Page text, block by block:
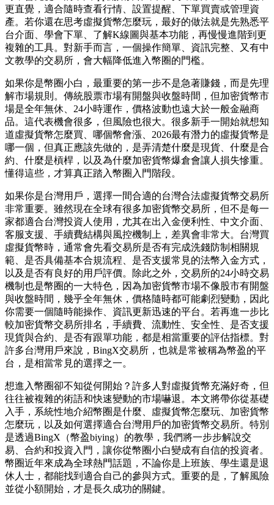
更直覺，適合隨時查看行情、設置提醒、下單買賣或管理資
產。若你還在思考虛擬貨幣怎麼玩，最好的做法就是先熟悉平
台介面、學會下單、了解K線圖與基本功能，再慢慢進階到更
複雜的工具。對新手而言，一個操作簡單、資訊完整、又有中
文教學的交易所，會大幅降低進入幣圈的門檻。
如果你是幣圈小白，最重要的第一步不是急著賺錢，而是先理
解市場規則。傳統股票市場有開盤與收盤時間，但加密貨幣市
場是全年無休、24小時運作，價格波動也遠大於一般金融商
品。這代表機會很多，但風險也很大。很多新手一開始就想知
道虛擬貨幣怎麼買、哪個幣會漲、2026最有潛力的虛擬貨幣是
哪一個，但真正應該先做的，是弄清楚什麼是現貨、什麼是合
約、什麼是槓桿，以及為什麼加密貨幣爆倉會讓人損失慘重。
懂得這些，才算真正踏入幣圈入門階段。
如果你是台灣用戶，選擇一間合適的台灣合法虛擬貨幣交易所
非常重要。雖然現在全球有很多加密貨幣交易所，但不是每一
家都適合台灣投資人使用，尤其在出入金便利性、中文介面、
客服支援、手續費結構與風控機制上，差異會非常大。台灣買
虛擬貨幣時，通常會先看交易所是否有完成洗錢防制相關規
範、是否具備基本合規流程、是否支援常見的法幣入金方式，
以及是否有良好的用戶評價。除此之外，交易所的24小時交易
機制也是幣圈的一大特色，因為加密貨幣市場不像股市有開盤
與收盤時間，幾乎全年無休，價格隨時都可能劇烈變動，因此
你需要一個隨時能操作、資訊更新迅速的平台。若再進一步比
較加密貨幣交易所排名，手續費、流動性、安全性、是否支援
現貨與合約、是否有跟單功能，都是相當重要的評估指標。對
許多台灣用戶來說，BingX交易所，也就是常被稱為幣盈的平
台，是相當常見的選擇之一。
想進入幣圈卻不知從何開始？許多人對虛擬貨幣充滿好奇，但
往往被複雜的術語和快速變動的市場嚇退。本文將帶你從基礎
入手，系統性地介紹幣圈是什麼、虛擬貨幣怎麼玩、加密貨幣
怎麼玩，以及如何選擇適合台灣用戶的加密貨幣交易所。特別
是透過BingX（幣盈biying）的教學，我們將一步步解說交
易、合約和投資入門，讓你從幣圈小白變成有自信的投資者。
幣圈近年來成為全球熱門話題，不論你是上班族、學生還是退
休人士，都能找到適合自己的參與方式。重要的是，了解風險
並從小額開始，才是長久成功的關鍵。